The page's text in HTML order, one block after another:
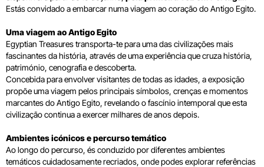
Estás convidado a embarcar numa viagem ao coração do Antigo Egito.
Uma viagem ao Antigo Egito
Egyptian Treasures transporta-te para uma das civilizações mais
fascinantes da história, através de uma experiência que cruza história,
património, cenografia e descoberta.
Concebida para envolver visitantes de todas as idades, a exposição
propõe uma viagem pelos principais símbolos, crenças e momentos
marcantes do Antigo Egito, revelando o fascínio intemporal que esta
civilização continua a exercer milhares de anos depois.
Ambientes icónicos e percurso temático
Ao longo do percurso, és conduzido por diferentes ambientes
temáticos cuidadosamente recriados, onde podes explorar referências